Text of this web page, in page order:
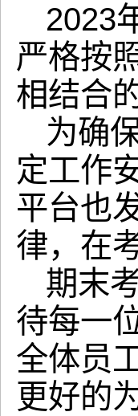
2023
严格按
相结合
为确
定工作
平台也
律，在
期末
待每一
全体员
更好的